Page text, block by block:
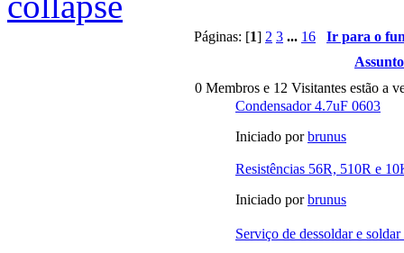
Páginas: [1] 2 3 ... 16
Ir para o
Assunto
0 Membros e 12 Visitantes estão a
Condensador 4.7uF 0603
Iniciado porbrunus
Resistências 56R, 510R e
Iniciado porbrunus
Serviço de dessoldar e